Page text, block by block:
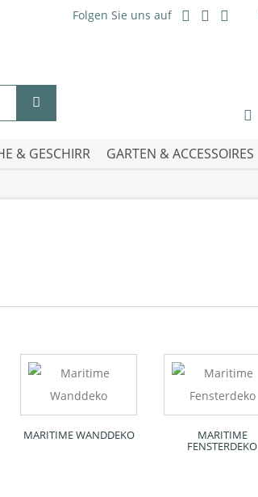
Folgen Sie uns auf
& GESCHIRR
GARTEN & ACCESSOIRES
MARITIME WANDDEKO MARITIME
FENSTERDEKO